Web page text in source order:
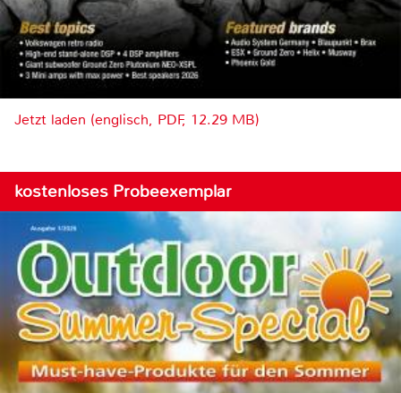
Jetzt laden (englisch, PDF, 12.29 MB)
kostenloses Probeexemplar